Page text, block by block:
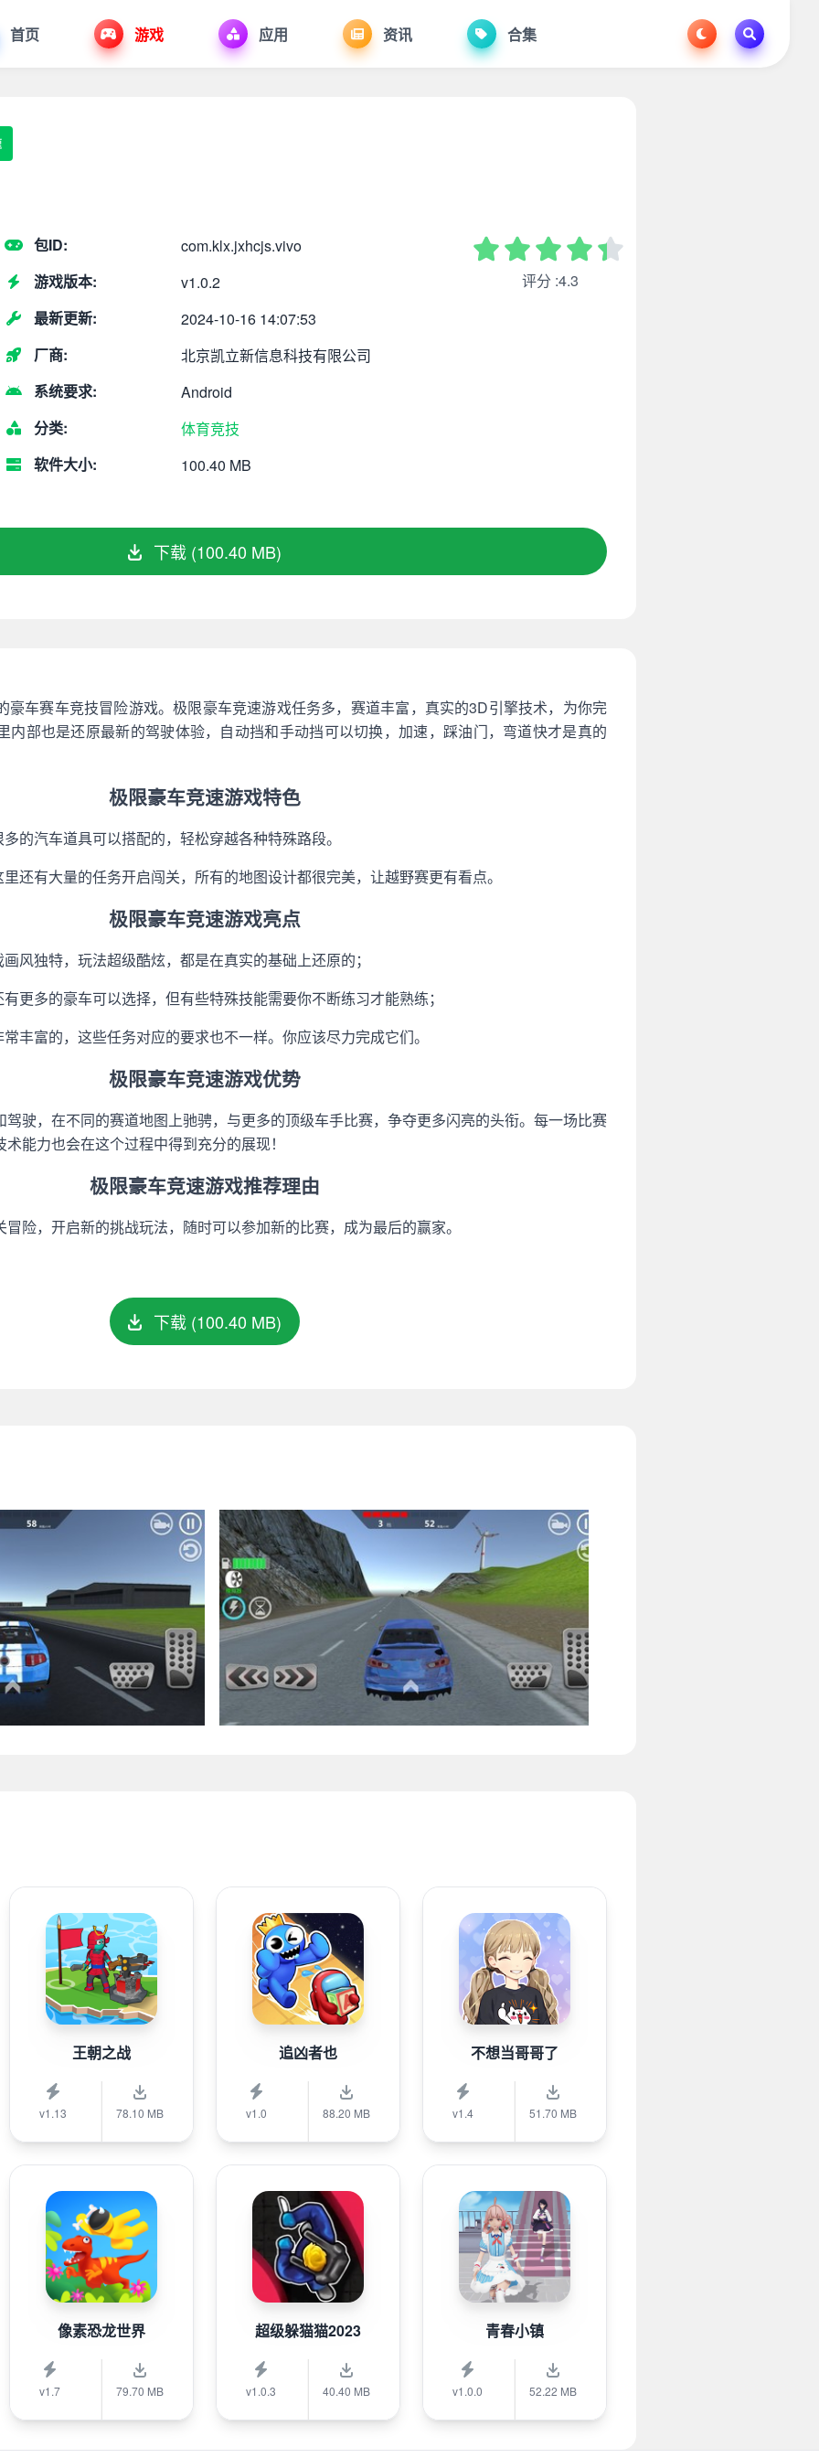
首页 游戏 应用 资讯 合集
包ID:
com.klx.jxhcjs.vivo
游戏版本:
v1.0.2
最新更新:
2024-10-16 14:07:53
厂商:
北京凯立新信息科技有限公司
系统要求:
Android
分类:
体育竞技
软件大小:
100.40 MB
评分 :4.3
下载 (100.40 MB)
豪车赛车竞技冒险游戏。极限豪车竞速游戏任务多，赛道丰富，真实的3D引擎技术，为你完
内部也是还原最新的驾驶体验，自动挡和手动挡可以切换，加速，踩油门，弯道快才是真的
极限豪车竞速游戏特色
的汽车道具可以搭配的，轻松穿越各种特殊路段。
还有大量的任务开启闯关，所有的地图设计都很完美，让越野赛更有看点。
极限豪车竞速游戏亮点
风独特，玩法超级酷炫，都是在真实的基础上还原的；
更多的豪车可以选择，但有些特殊技能需要你不断练习才能熟练；
丰富的，这些任务对应的要求也不一样。你应该尽力完成它们。
极限豪车竞速游戏优势
驶，在不同的赛道地图上驰骋，与更多的顶级车手比赛，争夺更多闪亮的头衔。每一场比赛
能力也会在这个过程中得到充分的展现！
极限豪车竞速游戏推荐理由
险，开启新的挑战玩法，随时可以参加新的比赛，成为最后的赢家。
下载 (100.40 MB)
王朝之战
v1.13 78.10 MB
追凶者也
v1.0 88.20 MB
不想当哥哥了
v1.4 51.70 MB
像素恐龙世界
v1.7 79.70 MB
超级躲猫猫2023
v1.0.3 40.40 MB
青春小镇
v1.0.0 52.22 MB